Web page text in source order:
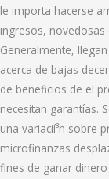
le importa hacerse
ingresos,
Generalmente,
acerca de bajas
de beneficios de el
necesitan garantías.
una variacií³n sobre
microfinanzas
fines de ganar